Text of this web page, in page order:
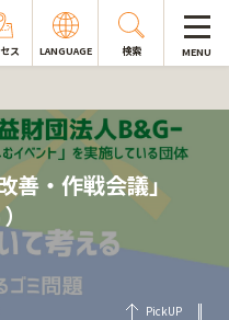
ス LANGUAGE 検索 MENU
善・作戦会議」
PickUP